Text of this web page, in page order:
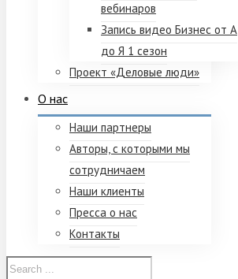
вебинаров
Запись видео Бизнес от А
до Я 1 сезон
Проект «Деловые люди»
О нас
Наши партнеры
Авторы, с которыми мы
сотрудничаем
Наши клиенты
Пресса о нас
Контакты